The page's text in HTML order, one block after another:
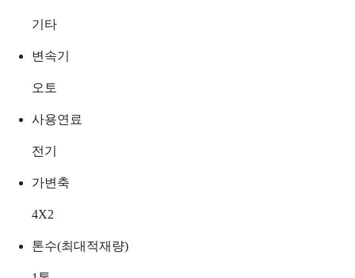
기타
변속기
오토
사용연료
전기
가변축
4X2
톤수(최대적재량)